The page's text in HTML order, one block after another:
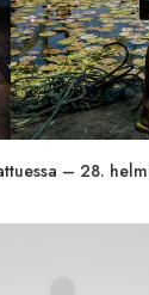
– 28.